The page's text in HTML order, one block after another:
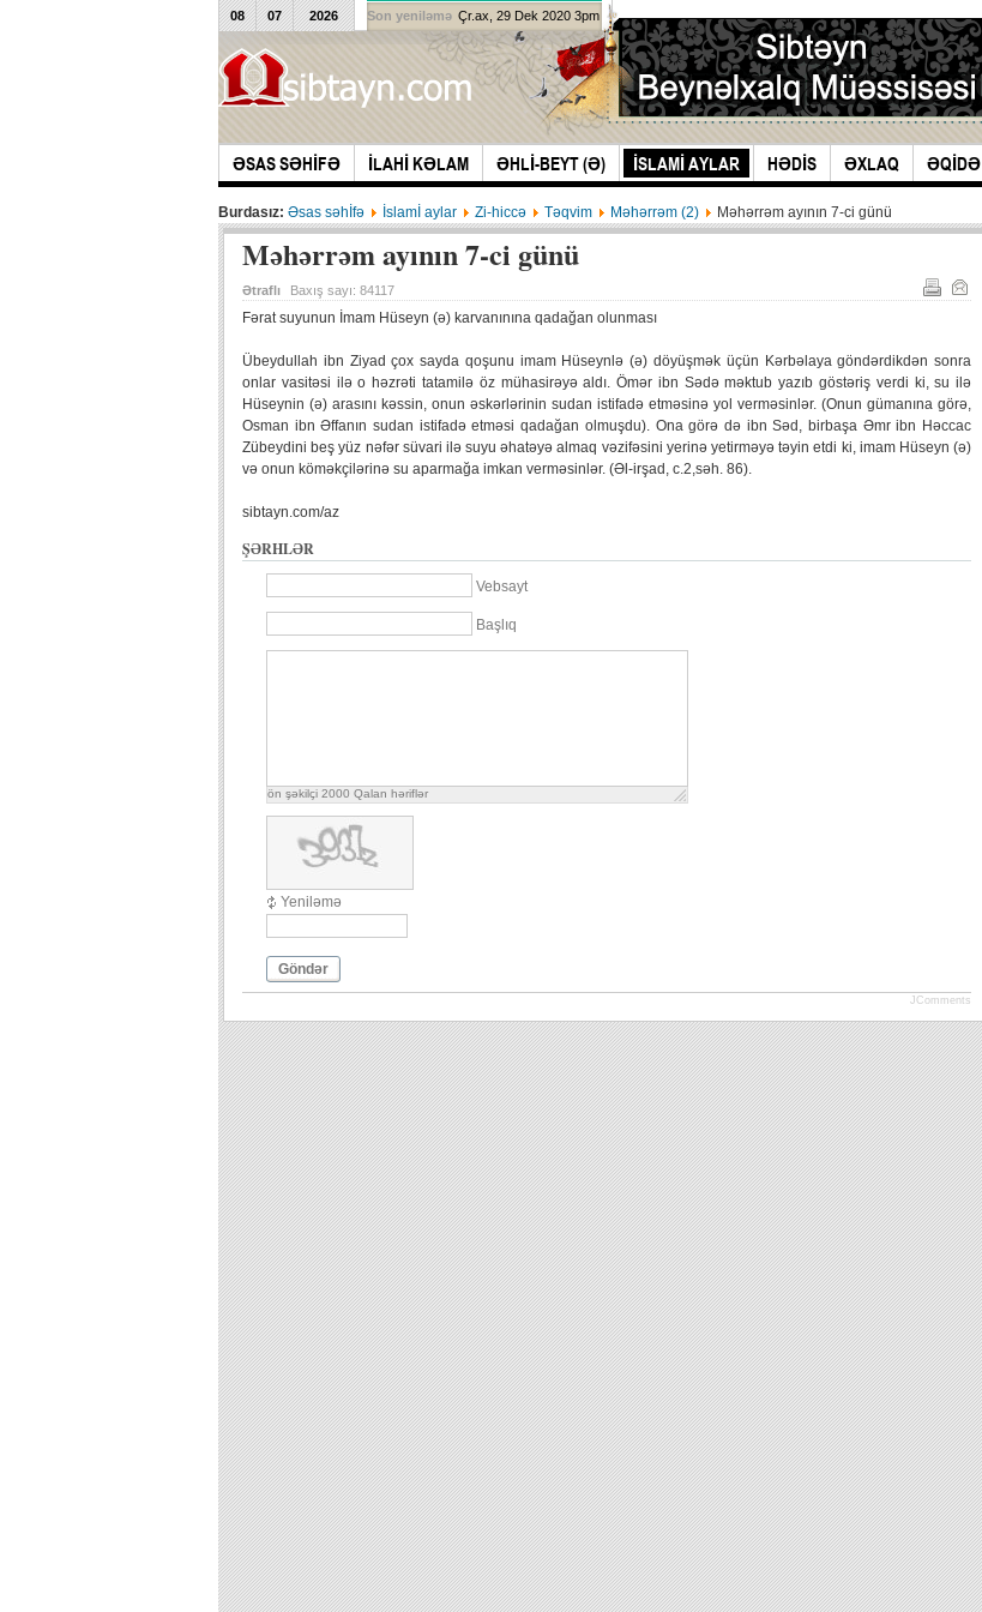
ƏSAS SƏHİFƏ İLAHİ KƏLAM ƏHLİ-BEYT (Ə) İSLAMİ AYLAR HƏDİS ƏXLAQ ƏQİDƏ
08 07 2026 Son yeniləmə Çr.ax, 29 Dek 2020 3pm
Burdasız: Əsas səhİfə İslamİ aylar Zi-hiccə Təqvim Məhərrəm (2) Məhərrəm ayının 7-ci günü
Məhərrəm ayının 7-ci günü
Ətraflı Baxış sayı: 84117
Fərat suyunun İmam Hüseyn (ə) karvanınına qadağan olunması
Übeydullah ibn Ziyad çox sayda qoşunu imam Hüseynlə (ə) döyüşmək üçün Kərbəlaya göndərdikdən sonra
onlar vasitəsi ilə o həzrəti tatamilə öz mühasirəyə aldı. Ömər ibn Sədə məktub yazıb göstəriş verdi ki, su ilə
Hüseynin (ə) arasını kəssin, onun əskərlərinin sudan istifadə etməsinə yol verməsinlər. (Onun gümanına görə,
Osman ibn Əffanın sudan istifadə etməsi qadağan olmuşdu). Ona görə də ibn Səd, birbaşa Əmr ibn Həccac
Zübeydini beş yüz nəfər süvari ilə suyu əhatəyə almaq vəzifəsini yerinə yetirməyə təyin etdi ki, imam Hüseyn (ə)
və onun köməkçilərinə su aparmağa imkan verməsinlər. (Əl-irşad, c.2,səh. 86).
sibtayn.com/az
ŞƏRHLƏR
Vebsayt
Başlıq
ön şəkilçi 2000 Qalan həriflər
Yeniləmə
Göndər
JComments